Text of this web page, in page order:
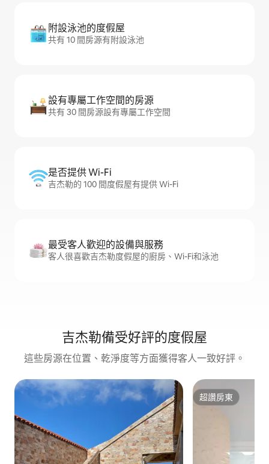
附設泳池的度假屋
共有 10 間房源有附設泳池
設有專屬工作空間的房源
共有 30 間房源設有專屬工作空間
是否提供 Wi-Fi
吉杰勒的 100 間度假屋有提供 Wi-Fi
最受客人歡迎的設備與服務
客人很喜歡吉杰勒度假屋的廚房、Wi-Fi和泳池
吉杰勒備受好評的度假屋
這些房源在位置、乾淨度等方面獲得客人一致好評。
超讚房東
超讚房東